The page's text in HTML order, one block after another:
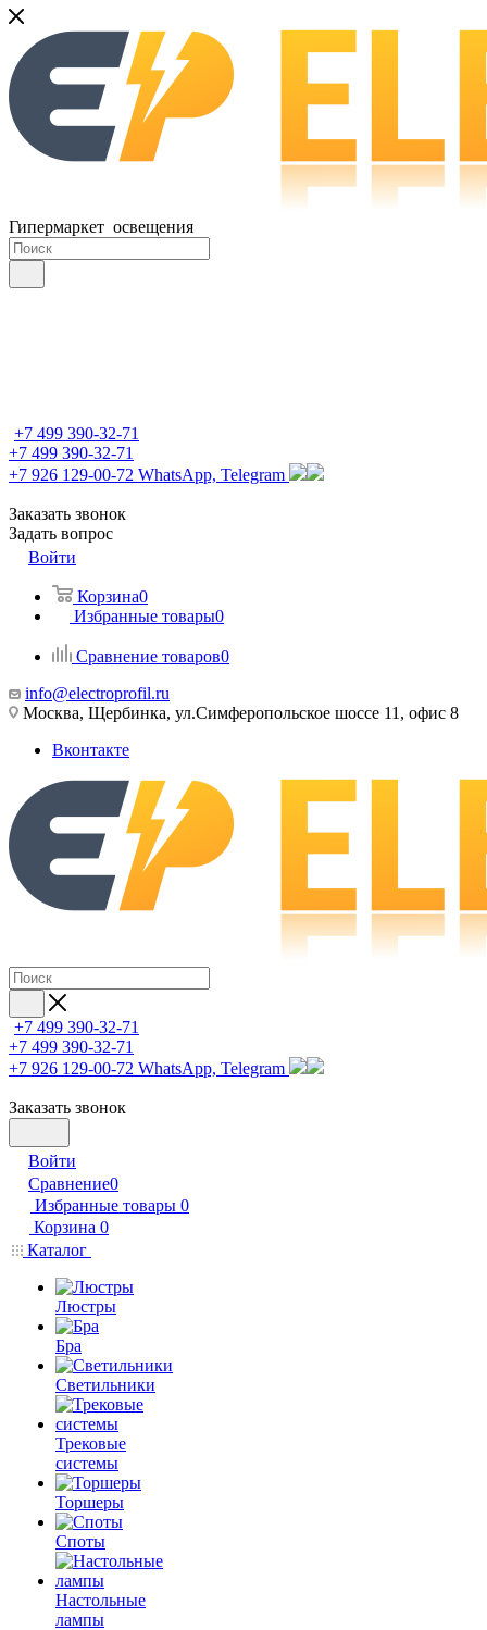
Гипермаркет освещения
+7 499 390-32-71
+7 499 390-32-71
+7 926 129-00-72 WhatsApp, Telegram
Заказать звонок
Задать вопрос
Войти
Корзина0
Избранные товары0
Сравнение товаров0
info@electroprofil.ru
Москва, Щербинка, ул.Симферопольское шоссе 11, офис 8
Вконтакте
+7 499 390-32-71
+7 499 390-32-71
+7 926 129-00-72 WhatsApp, Telegram
Заказать звонок
Войти
Сравнение0
Избранные товары 0
Корзина 0
Каталог
Люстры
Бра
Светильники
Трековые
системы
Торшеры
Споты
Настольные
лампы